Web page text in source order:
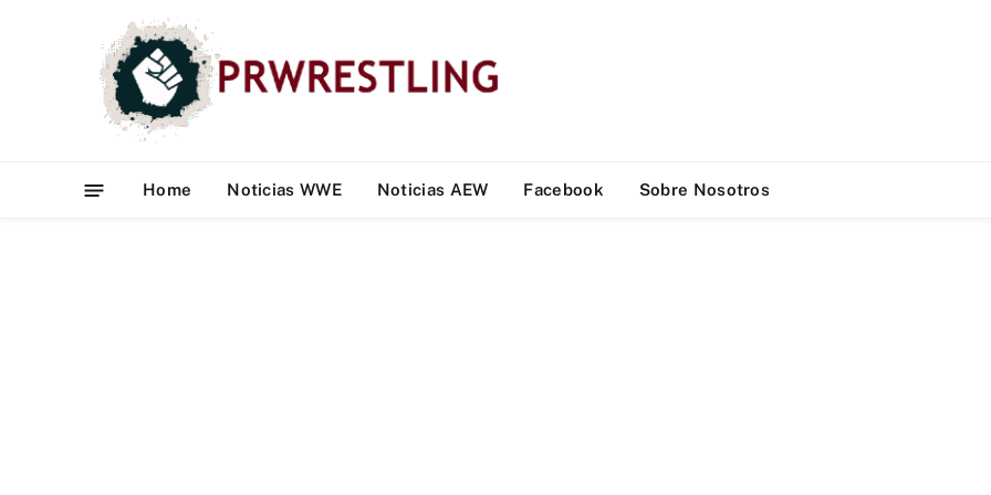
Home Noticias WWE Noticias AEW Facebook Sobre Nosotros